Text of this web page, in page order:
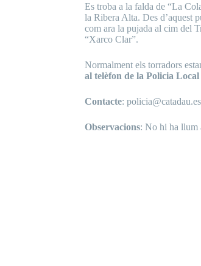
Es troba a la falda de “La
la Ribera Alta. Des d’aquest
com ara la pujada al cim del
“Xarco Clar”.
Normalment els torradors
al telèfon de la Policia
Contacte: policia@catadau.es
Observacions: No hi ha llum